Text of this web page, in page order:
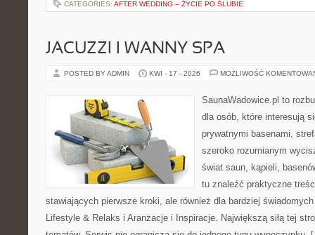
CATEGORIES: AFTER WEDDING – ŻYCIE PO ŚLUBIE
JACUZZI I WANNY SPA
POSTED BY ADMIN KWI - 17 - 2026 MOŻLIWOŚĆ
SaunaWadowice.pl to
dla osób, które interesują
prywatnymi basenami,
szeroko rozumianym
świat saun, kąpieli,
tu znaleźć praktyczne
stawiających pierwsze kroki, ale również dla bardziej
Lifestyle & Relaks i Aranżacje i Inspiracje. Największą siłą tej